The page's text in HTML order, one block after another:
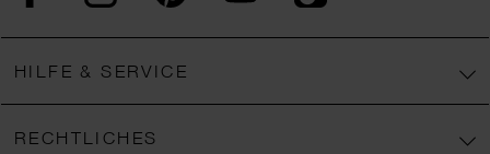
HILFE & SERVICE
RECHTLICHES